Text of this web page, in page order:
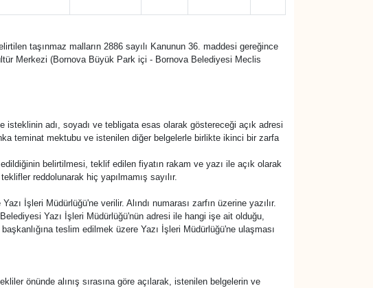
taşınmaz malların 2886 sayılı Kanunun 36. maddesi gereğince
Merkezi (Bornova Büyük Park içi - Bornova Belediyesi Meclis
isteklinin adı, soyadı ve tebligata esas olarak göstereceği açık adresi
teminat mektubu ve istenilen diğer belgelerle birlikte ikinci bir zarfa
belirtilmesi, teklif edilen fiyatın rakam ve yazı ile açık olarak
reddolunarak hiç yapılmamış sayılır.
İşleri Müdürlüğü'ne verilir. Alındı numarası zarfın üzerine yazılır.
Yazı İşleri Müdürlüğü'nün adresi ile hangi işe ait olduğu,
teslim edilmek üzere Yazı İşleri Müdürlüğü'ne ulaşması
önünde alınış sırasına göre açılarak, istenilen belgelerin ve